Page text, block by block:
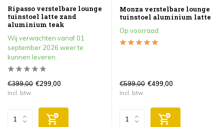
Ripasso verstelbare lounge
tuinstoel latte zand
aluminium teak
Wij verwachten vanaf 01
september 2026 weer te
kunnen leveren.
€399,00 €299,00
Incl. btw
Monza verstelbare lounge
tuinstoel aluminium latte
Op voorraad
€599,00 €499,00
Incl. btw